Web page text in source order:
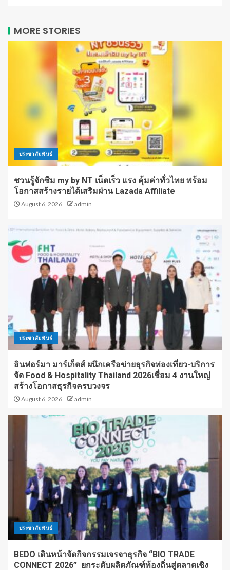
MORE STORIES
ประชาสัมพันธ์
ชวนรู้จักซิม my by NT เน็ตเร็ว แรง คุ้มค่าทั่วไทย พร้อม
โอกาสสร้างรายได้เสริมผ่าน Lazada Affiliate
August 6, 2026 admin
ประชาสัมพันธ์
อินฟอร์มา มาร์เก็ตส์ ผนึกเครือข่ายธุรกิจท่องเที่ยว-บริการ
จัด Food & Hospitality Thailand 2026เชื่อม 4 งานใหญ่
สร้างโอกาสธุรกิจครบวงจร
August 6, 2026 admin
ประชาสัมพันธ์
BEDO เดินหน้าจัดกิจกรรมเจรจาธุรกิจ “BIO TRADE
CONNECT 2026” ยกระดับผลิตภัณฑ์ท้องถิ่นสู่ตลาดเชิง